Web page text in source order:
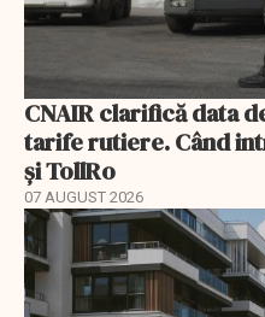
CNAIR clarifică data
tarife rutiere. Când
și TollRo
07 AUGUST 2026